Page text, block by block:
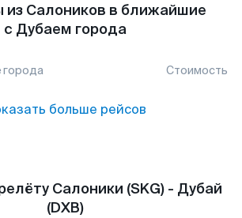
из Салоников в ближайшие
с Дубаем города
города Стоимость
больше рейсов
Салоники (SKG) - Дубай
(DXB)